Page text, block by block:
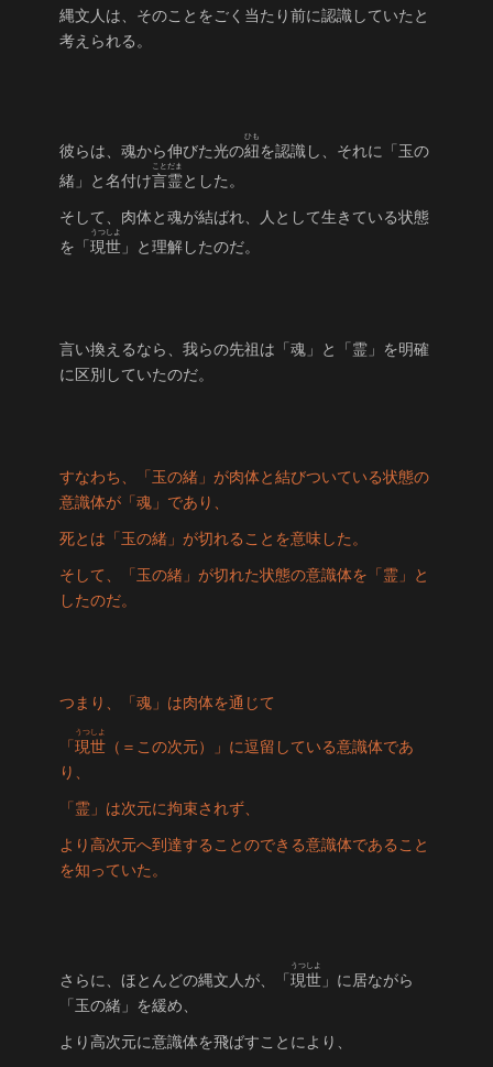
縄文人は、そのことをごく当たり前に認識していたと
考えられる。
彼らは、魂から伸びた光の紐
ひも
を認識し、それに「玉の
緒」と名付け言霊
ことだま
とした。
そして、肉体と魂が結ばれ、人として生きている状態
を「現世
うつしよ
」と理解したのだ。
言い換えるなら、我らの先祖は「魂」と「霊」を明確
に区別していたのだ。
すなわち、「玉の緒」が肉体と結びついている状態の
意識体が「魂」であり、
死とは「玉の緒」が切れることを意味した。
そして、「玉の緒」が切れた状態の意識体を「霊」と
したのだ。
つまり、「魂」は肉体を通じて
「現世
うつしよ
（＝この次元）」に逗留している意識体であ
り、
「霊」は次元に拘束されず、
より高次元へ到達することのできる意識体であること
を知っていた。
さらに、ほとんどの縄文人が、「現世
うつしよ
」に居ながら
「玉の緒」を緩め、
より高次元に意識体を飛ばすことにより、